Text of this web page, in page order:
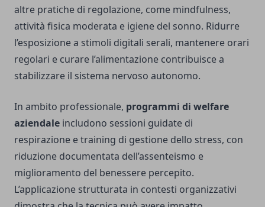
altre pratiche di regolazione, come mindfulness,
attività fisica moderata e igiene del sonno. Ridurre
l’esposizione a stimoli digitali serali, mantenere orari
regolari e curare l’alimentazione contribuisce a
stabilizzare il sistema nervoso autonomo.
In ambito professionale, programmi di welfare
aziendale includono sessioni guidate di
respirazione e training di gestione dello stress, con
riduzione documentata dell’assenteismo e
miglioramento del benessere percepito.
L’applicazione strutturata in contesti organizzativi